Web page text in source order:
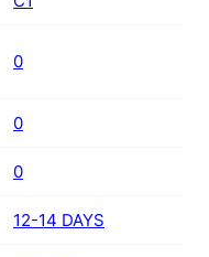
0
0
0
12-14 DAYS